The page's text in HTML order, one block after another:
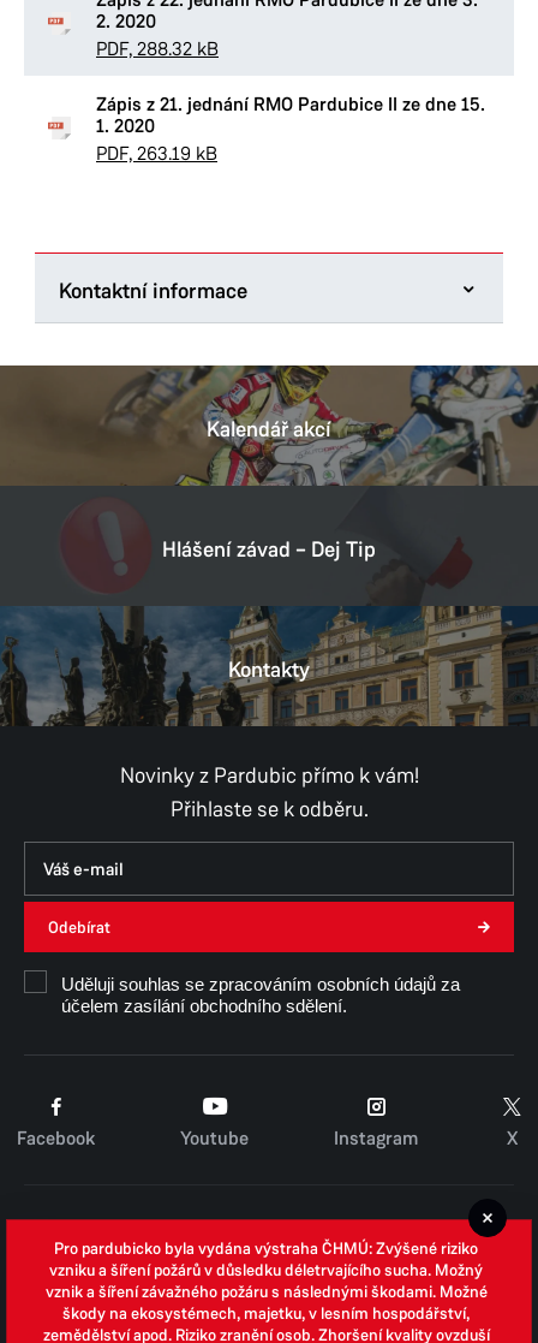
2. 2020
PDF, 288.32 kB
Zápis z 21. jednání RMO Pardubice II ze dne 15.
1. 2020
PDF, 263.19 kB
Kontaktní informace
Chemiků 128
530 09 Pardubice
+ 420 466 798 611
E-mail: podatelna@umo2.mmp.cz
00274046
Provozní doba
Pondělí
8:00–11:30, 12:30–17:00
8:00–11:30,
Číslo účtu u KB:
Kalendář akcí
Hlášení závad – Dej Tip
Kontakty
Novinky z Pardubic přímo k vám!
Přihlaste se k odběru.
Odebírat
Uděluji souhlas se zpracováním osobních údajů za
účelem zasílání obchodního sdělení.
Facebook Youtube Instagram X
Zpracování osobních údajů
Whistleblowing
Pro pardubicko byla vydána výstraha ČHMÚ: Zvýšené riziko
vzniku a šíření požárů v důsledku déletrvajícího sucha. Možný
vznik a šíření závažného požáru s následnými škodami. Možné
škody na ekosystémech, majetku, v lesním hospodářství,
zemědělství apod. Riziko zranění osob. Zhoršení kvality ovzduší